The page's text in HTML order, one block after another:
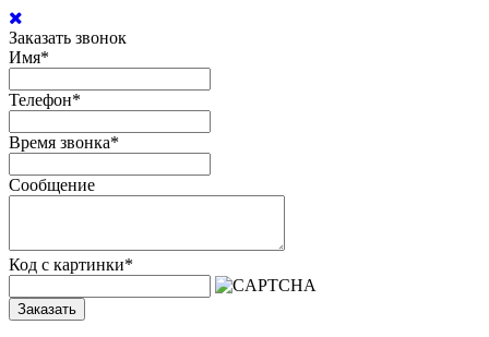
Заказать звонок
Имя*
Телефон*
Время звонка*
Сообщение
Код с картинки*
Заказать